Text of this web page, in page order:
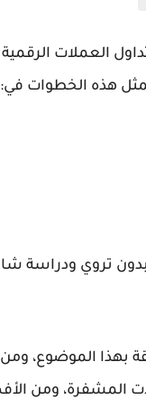
العملات
هذه الخطوات في:
تروي ودراسة
بهذا الموضوع،
المشفرة، ومن